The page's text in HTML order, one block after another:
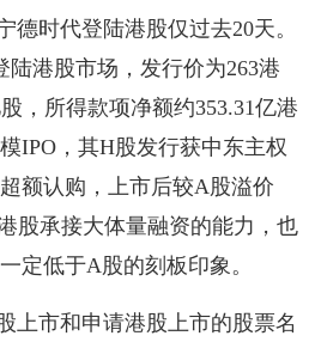
德时代登陆港股仅过去20天。
陆港股市场，发行价为263港
，所得款项净额约353.31亿港
IPO，其H股发行获中东主权
额认购，上市后较A股溢价
股承接大体量融资的能力，也
定低于A股的刻板印象。
上市和申请港股上市的股票名